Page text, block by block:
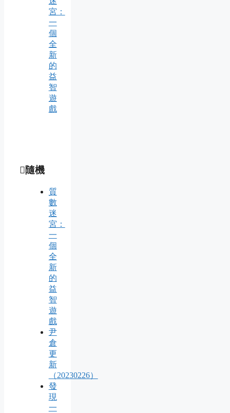
宮：
一
個
全
新
的
益
智
遊
戲
隨機
質
數
迷
宮：
一
個
全
新
的
益
智
遊
戲
尹
倉
更
新
（20230226）
發
現
一